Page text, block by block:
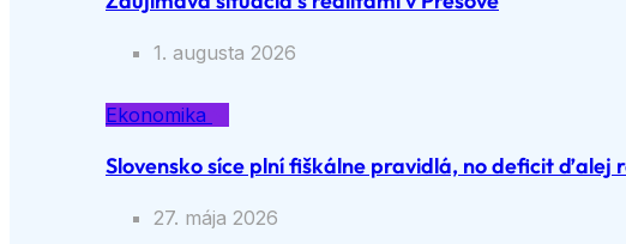
1. augusta 2026
Ekonomika
Slovensko síce plní fiškálne pravidlá, no deficit ďalej
27. mája 2026